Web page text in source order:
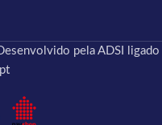
pela ADSI ligado